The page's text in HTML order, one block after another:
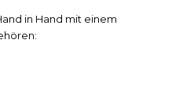
in Hand mit einem